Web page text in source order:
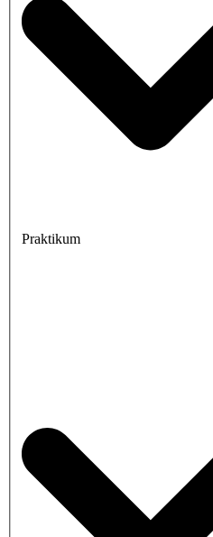
Praktikum